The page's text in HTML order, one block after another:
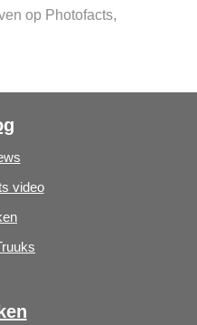
op Photofacts,
video